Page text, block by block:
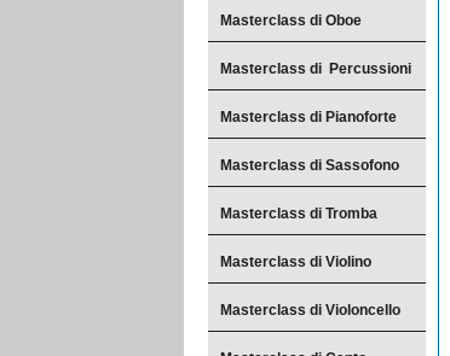
Masterclass di Oboe
Masterclass di Percussioni
Masterclass di Pianoforte
Masterclass di Sassofono
Masterclass di Tromba
Masterclass di Violino
Masterclass di Violoncello